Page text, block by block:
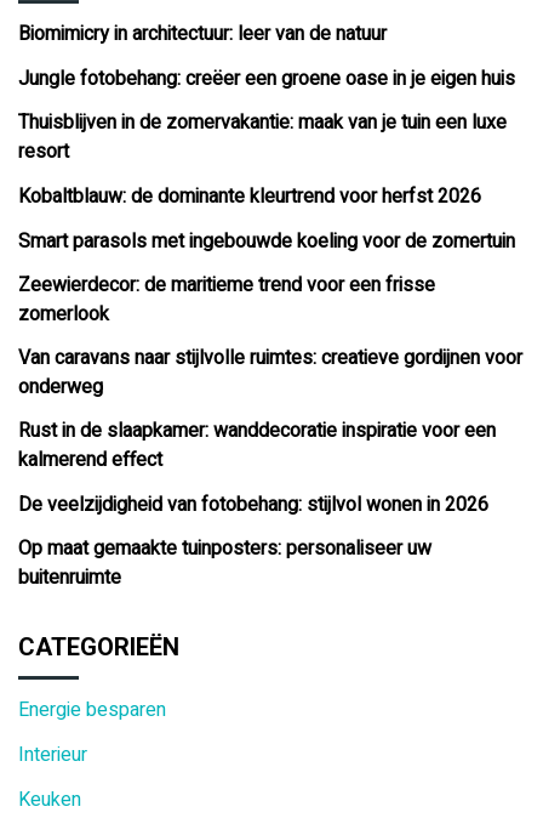
Biomimicry in architectuur: leer van de natuur
Jungle fotobehang: creëer een groene oase in je eigen huis
Thuisblijven in de zomervakantie: maak van je tuin een luxe
resort
Kobaltblauw: de dominante kleurtrend voor herfst 2026
Smart parasols met ingebouwde koeling voor de zomertuin
Zeewierdecor: de maritieme trend voor een frisse
zomerlook
Van caravans naar stijlvolle ruimtes: creatieve gordijnen voor
onderweg
Rust in de slaapkamer: wanddecoratie inspiratie voor een
kalmerend effect
De veelzijdigheid van fotobehang: stijlvol wonen in 2026
Op maat gemaakte tuinposters: personaliseer uw
buitenruimte
CATEGORIEËN
Energie besparen
Interieur
Keuken